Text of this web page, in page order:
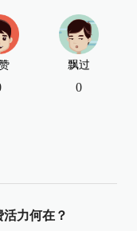
飘过
0
力何在？